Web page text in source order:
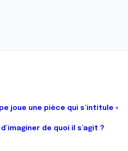
joue une pièce qui s’intitule «
d’imaginer de quoi il s’agit ?